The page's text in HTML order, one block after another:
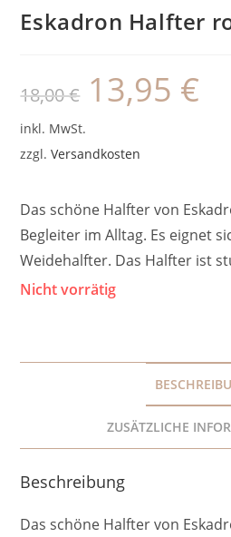
Eskadron Halfter
18,00€
Ursprünglicher
Preis
war:
13,95 €
inkl. MwSt.
zzgl.Versandkosten
Das schöne Halfter von
Begleiter im Alltag. Es eignet
Weidehalfter. Das Halfter ist
Nicht vorrätig
ZUSÄTZLICHE
Beschreibung
Das schöne Halfter von